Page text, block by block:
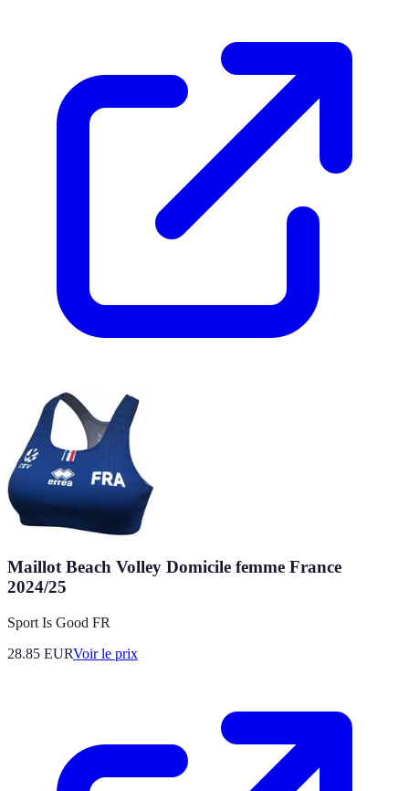
Maillot Beach Volley Domicile femme France
2024/25
Sport Is Good FR
28.85 EURVoir le prix